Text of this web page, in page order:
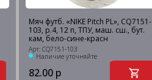
Мяч футб. «NIKE Pitch PL», CQ7151-
103, р.4, 12 п, ТПУ, маш. сш., бут.
кам, бело-сине-красн
Арт: CQ7151-103
Наличие уточняйте
82.00 р